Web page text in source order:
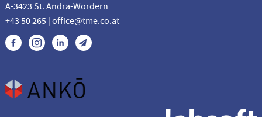
A-3423 St. Andrä-Wördern
+43 50 265 | office@tme.co.at